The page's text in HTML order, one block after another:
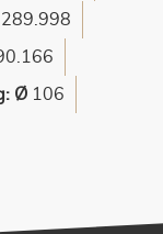
289.998
Ø 106